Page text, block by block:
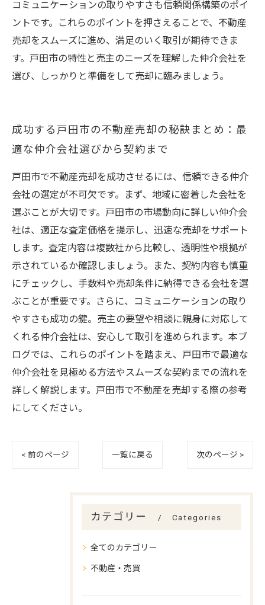
コミュニケーションの取りやすさも信頼関係構築のポイ
ントです。これらのポイントを押さえることで、不動産
売却をスムーズに進め、満足のいく取引が期待できま
す。戸田市の特性と売主のニーズを理解した仲介会社を
選び、しっかりと準備をして売却に臨みましょう。
成功する戸田市の不動産売却の秘訣まとめ：最
適な仲介会社選びから契約まで
戸田市で不動産売却を成功させるには、信頼できる仲介
会社の選定が不可欠です。まず、地域に密着した会社を
選ぶことが大切です。戸田市の市場動向に詳しい仲介会
社は、適正な査定価格を提示し、迅速な売却をサポート
します。査定内容は複数社から比較し、透明性や根拠が
示されているか確認しましょう。また、契約内容も慎重
にチェックし、手数料や売却条件に納得できる会社を選
ぶことが重要です。さらに、コミュニケーションの取り
やすさも成功の鍵。売主の要望や相談に親身に対応して
くれる仲介会社は、安心して取引を進められます。本ブ
ログでは、これらのポイントを踏まえ、戸田市で最適な
仲介会社を見極める方法やスムーズな契約までの流れを
詳しく解説します。戸田市で不動産を売却する際の参考
にしてください。
< 前のページ 一覧に戻る 次のページ >
カテゴリー Categories
全てのカテゴリー
不動産・売買